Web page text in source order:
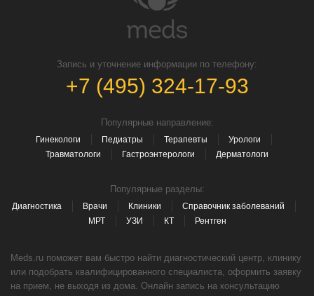
Запись и уточнение информации по телефону:
+7 (495) 324-17-93
Популярные направление:
Гинекологи Педиатры Терапевты
Урологи
Травматологи
Гастроэнтерологи Дерматологи
Популярные разделы:
Диагностика Врачи Клиники
Справочник заболеваний
МРТ
УЗИ КТ Рентген
Meds.ru поможет вам быстро найти диагностический центр, клинику
или подобрать квалифицированного специалиста, оформить заявку
на прием, не выходя из дома. Онлайн запись на консультацию